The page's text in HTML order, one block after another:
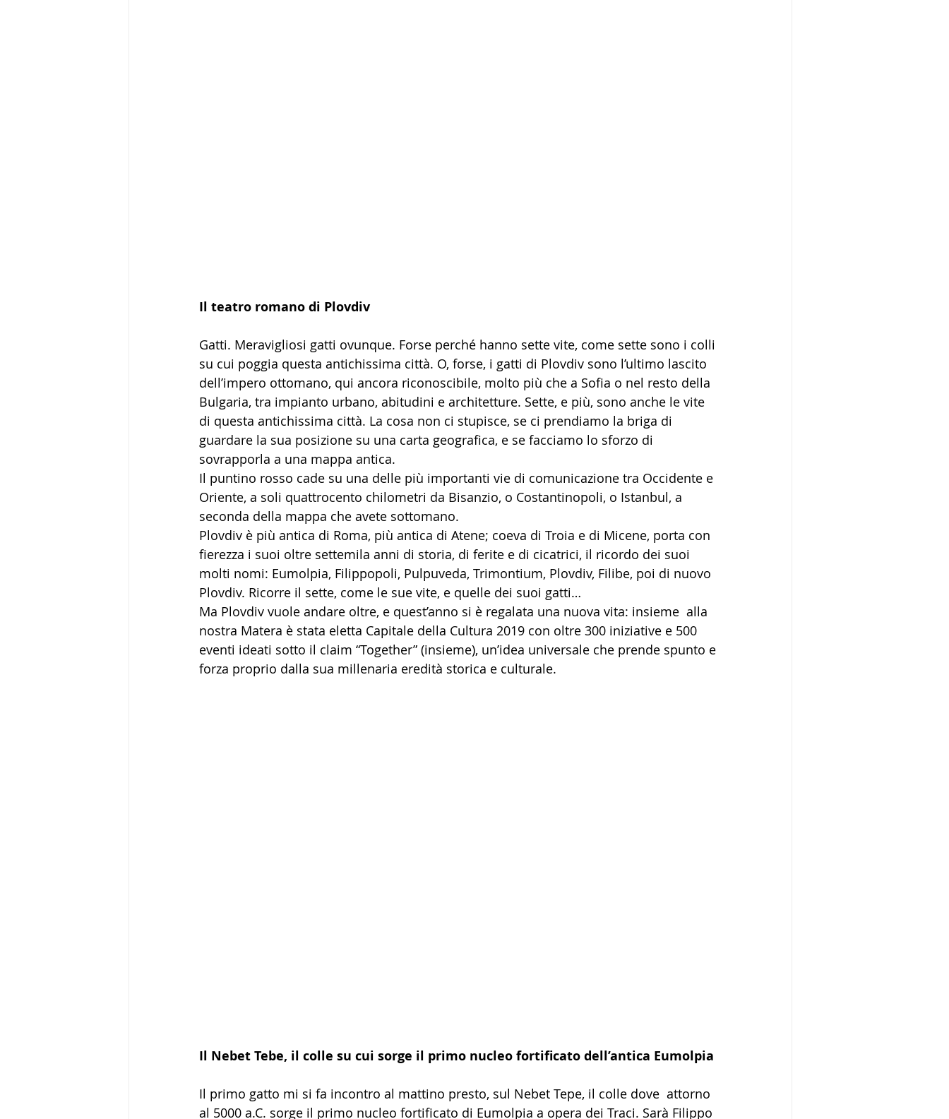
Il teatro romano di Plovdiv
Gatti. Meravigliosi gatti ovunque. Forse perché hanno sette vite, come sette sono i colli
su cui poggia questa antichissima città. O, forse, i gatti di Plovdiv sono l’ultimo lascito
dell’impero ottomano, qui ancora riconoscibile, molto più che a Sofia o nel resto della
Bulgaria, tra impianto urbano, abitudini e architetture. Sette, e più, sono anche le vite
di questa antichissima città. La cosa non ci stupisce, se ci prendiamo la briga di
guardare la sua posizione su una carta geografica, e se facciamo lo sforzo di
sovrapporla a una mappa antica.
Il puntino rosso cade su una delle più importanti vie di comunicazione tra Occidente e
Oriente, a soli quattrocento chilometri da Bisanzio, o Costantinopoli, o Istanbul, a
seconda della mappa che avete sottomano.
Plovdiv è più antica di Roma, più antica di Atene; coeva di Troia e di Micene, porta con
fierezza i suoi oltre settemila anni di storia, di ferite e di cicatrici, il ricordo dei suoi
molti nomi: Eumolpia, Filippopoli, Pulpuveda, Trimontium, Plovdiv, Filibe, poi di nuovo
Plovdiv. Ricorre il sette, come le sue vite, e quelle dei suoi gatti…
Ma Plovdiv vuole andare oltre, e quest’anno si è regalata una nuova vita: insieme  alla
nostra Matera è stata eletta Capitale della Cultura 2019 con oltre 300 iniziative e 500
eventi ideati sotto il claim “Together” (insieme), un’idea universale che prende spunto e
forza proprio dalla sua millenaria eredità storica e culturale.
Il Nebet Tebe, il colle su cui sorge il primo nucleo fortificato dell’antica Eumolpia
Il primo gatto mi si fa incontro al mattino presto, sul Nebet Tepe, il colle dove  attorno
al 5000 a.C. sorge il primo nucleo fortificato di Eumolpia a opera dei Traci. Sarà Filippo